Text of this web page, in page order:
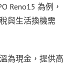
Reno15 為例，
與生活換機需
為現金，提供高